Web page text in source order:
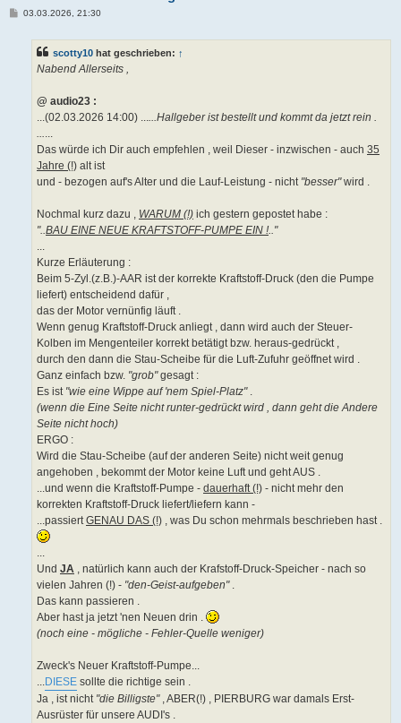
B03.03.2026, 21:30
scotty10 hat geschrieben: ↑
Nabend Allerseits ,
@ audio23 :
...(02.03.2026 14:00) ......Hallgeber ist bestellt und kommt da jetzt rein .
......
Das würde ich Dir auch empfehlen , weil Dieser - inzwischen - auch 35
Jahre (!) alt ist
und - bezogen auf's Alter und die Lauf-Leistung - nicht "besser"wird .
Nochmal kurz dazu , WARUM (!) ich gestern gepostet habe :
"..BAU EINE NEUE KRAFTSTOFF-PUMPE EIN !.."
...
Kurze Erläuterung :
Beim 5-Zyl.(z.B.)-AAR ist der korrekte Kraftstoff-Druck (den die Pumpe
liefert) entscheidend dafür ,
das der Motor vernünfig läuft .
Wenn genug Kraftstoff-Druck anliegt , dann wird auch der Steuer-
Kolben im Mengenteiler korrekt betätigt bzw. heraus-gedrückt ,
durch den dann die Stau-Scheibe für die Luft-Zufuhr geöffnet wird .
Ganz einfach bzw. "grob"gesagt :
Es ist "wie eine Wippe auf 'nem Spiel-Platz".
(wenn die Eine Seite nicht runter-gedrückt wird , dann geht die Andere
Seite nicht hoch)
ERGO :
Wird die Stau-Scheibe (auf der anderen Seite) nicht weit genug
angehoben , bekommt der Motor keine Luft und geht AUS .
...und wenn die Kraftstoff-Pumpe - dauerhaft (!) - nicht mehr den
korrekten Kraftstoff-Druck liefert/liefern kann -
...passiertGENAU DAS (!) , was Du schon mehrmals beschrieben hast .
...
Und JA , natürlich kann auch der Krafstoff-Druck-Speicher - nach so
vielen Jahren (!) - "den-Geist-aufgeben".
Das kann passieren .
Aber hast ja jetzt 'nen Neuen drin .
(noch eine - mögliche - Fehler-Quelle weniger)
Zweck's Neuer Kraftstoff-Pumpe...
...DIESE sollte die richtige sein .
Ja , ist nicht "die Billigste", ABER(!) , PIERBURG war damals Erst-
Ausrüster für unsere AUDI's .